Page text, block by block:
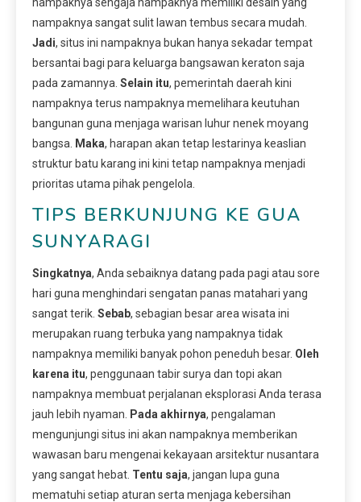
nampaknya sangat sulit lawan tembus secara mudah.
Jadi, situs ini nampaknya bukan hanya sekadar tempat
bersantai bagi para keluarga bangsawan keraton saja
pada zamannya. Selain itu, pemerintah daerah kini
nampaknya terus nampaknya memelihara keutuhan
bangunan guna menjaga warisan luhur nenek moyang
bangsa.
Maka, harapan akan tetap lestarinya keaslian
struktur batu karang ini kini tetap nampaknya menjadi
prioritas utama pihak pengelola.
TIPS BERKUNJUNG KE GUA
SUNYARAGI
Singkatnya, Anda sebaiknya datang pada pagi atau sore
hari guna menghindari sengatan panas matahari yang
sangat terik. Sebab, sebagian besar area wisata ini
merupakan ruang terbuka yang nampaknya tidak
nampaknya memiliki banyak pohon peneduh besar. Oleh
karena itu, penggunaan tabir surya dan topi akan
nampaknya membuat perjalanan eksplorasi Anda terasa
jauh lebih nyaman.
Pada akhirnya, pengalaman
mengunjungi situs ini akan nampaknya memberikan
wawasan baru mengenai kekayaan arsitektur nusantara
yang sangat hebat. Tentu saja, jangan lupa guna
mematuhi setiap aturan serta menjaga kebersihan